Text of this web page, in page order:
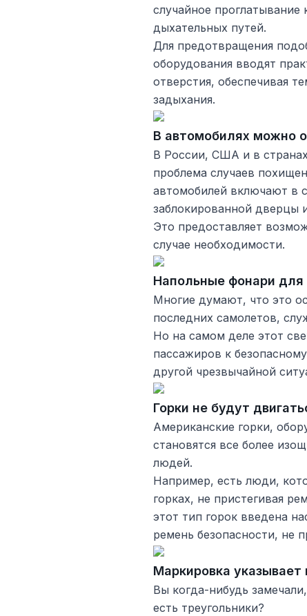
случайное проглатывание
дыхательных путей.
Для предотвращения
оборудования вводят
отверстия, обеспечивая
задыхания.
В автомобилях можно
В России, США и в
проблема случаев
автомобилей включают в
заблокированной дверцы
Это предоставляет
случае необходимости.
Напольные фонари для
Многие думают, что это
последних самолетов,
Но на самом деле этот
пассажиров к
другой чрезвычайной
Горки не будут
Американские горки,
становятся все более
людей.
Например, есть люди,
горках, не пристегивая
этот тип горок введена
ремень безопасности, не
Маркировка указывает
Вы когда-нибудь
есть треугольники?